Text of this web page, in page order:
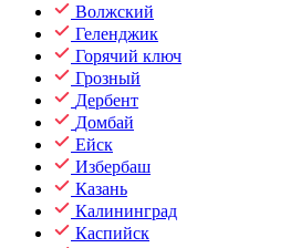
Волжский
Геленджик
Горячий ключ
Грозный
Дербент
Домбай
Ейск
Избербаш
Казань
Калининград
Каспийск